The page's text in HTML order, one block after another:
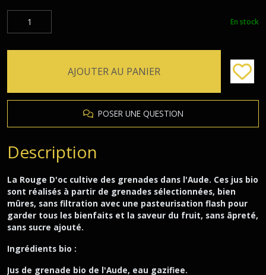
En stock
AJOUTER AU PANIER
POSER UNE QUESTION
Description
La Rouge D'oc cultive des grenades dans l'Aude. Ces jus bio
sont réalisés à partir de grenades sélectionnées, bien
mûres, sans filtration avec une pasteurisation flash pour
garder tous les bienfaits et la saveur du fruit, sans âpreté,
sans sucre ajouté.
Ingrédients bio :
Jus de grenade bio de l'Aude, eau gazifiee.